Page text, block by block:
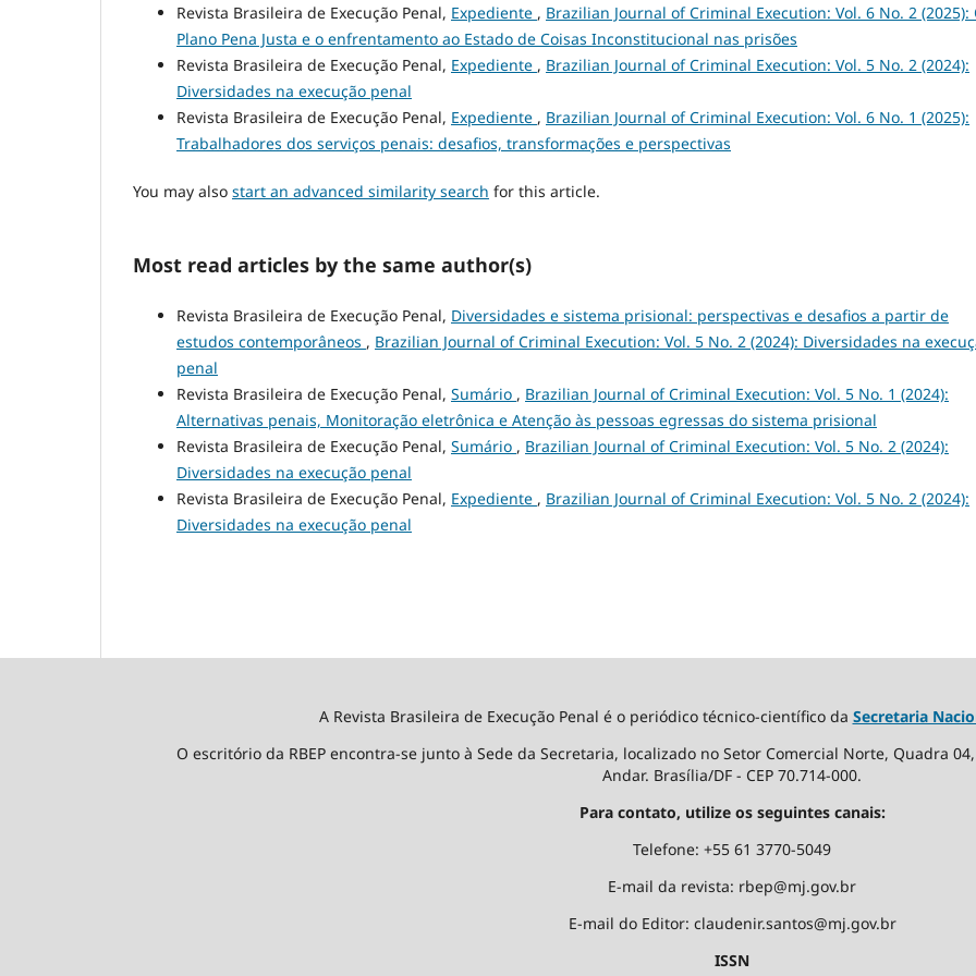
Revista Brasileira de Execução Penal, Expediente , Brazilian Journal of Criminal Execution: Vol. 6 No. 2 (2025):
Plano Pena Justa e o enfrentamento ao Estado de Coisas Inconstitucional nas prisões
Revista Brasileira de Execução Penal, Expediente , Brazilian Journal of Criminal Execution: Vol. 5 No. 2 (2024):
Diversidades na execução penal
Revista Brasileira de Execução Penal, Expediente , Brazilian Journal of Criminal Execution: Vol. 6 No. 1 (2025):
Trabalhadores dos serviços penais: desafios, transformações e perspectivas
You may also start an advanced similarity search for this article.
Most read articles by the same author(s)
Revista Brasileira de Execução Penal, Diversidades e sistema prisional: perspectivas e desafios a partir de
estudos contemporâneos , Brazilian Journal of Criminal Execution: Vol. 5 No. 2 (2024): Diversidades na
penal
Revista Brasileira de Execução Penal, Sumário , Brazilian Journal of Criminal Execution: Vol. 5 No. 1 (2024):
Alternativas penais, Monitoração eletrônica e Atenção às pessoas egressas do sistema prisional
Revista Brasileira de Execução Penal, Sumário , Brazilian Journal of Criminal Execution: Vol. 5 No. 2 (2024):
Diversidades na execução penal
Revista Brasileira de Execução Penal, Expediente , Brazilian Journal of Criminal Execution: Vol. 5 No. 2 (2024):
Diversidades na execução penal
A Revista Brasileira de Execução Penal é o periódico técnico-científico da Secretaria
O escritório da RBEP encontra-se junto à Sede da Secretaria, localizado no Setor Comercial Norte, Quadra
Andar. Brasília/DF - CEP 70.714-000.
Para contato, utilize os seguintes canais:
Telefone: +55 61 3770-5049
E-mail da revista: rbep@mj.gov.br
E-mail do Editor: claudenir.santos@mj.gov.br
ISSN